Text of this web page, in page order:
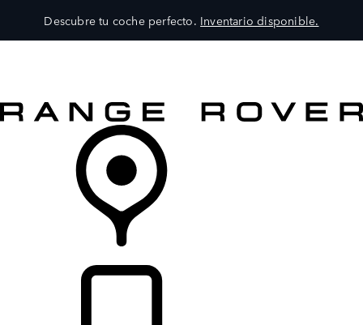
Descubre tu coche perfecto. Inventario disponible.